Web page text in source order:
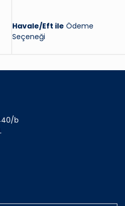
Havale/Eft ile Ödeme
Seçeneği
b